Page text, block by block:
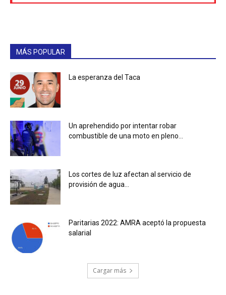
MÁS POPULAR
La esperanza del Taca
Un aprehendido por intentar robar
combustible de una moto en pleno...
Los cortes de luz afectan al servicio de
provisión de agua...
Paritarias 2022: AMRA aceptó la propuesta
salarial
Cargar más